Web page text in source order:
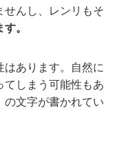
せんし、レンリもそ
。
はあります。自然に
てしまう可能性もあ
の文字が書かれてい